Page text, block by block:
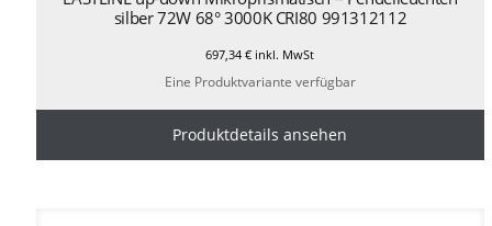
silber 72W 68° 3000K CRI80 991312112
697,34€ inkl. MwSt
Eine Produktvariante verfügbar
Produktdetails ansehen